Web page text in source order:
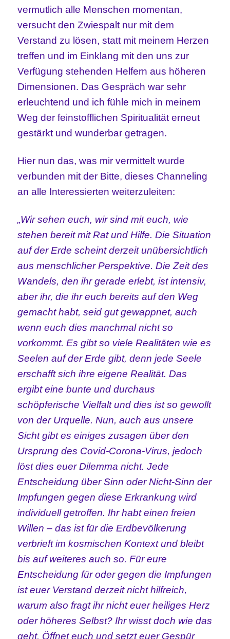
vermutlich alle Menschen momentan,
versucht den Zwiespalt nur mit dem
Verstand zu lösen, statt mit meinem Herzen
treffen und im Einklang mit den uns zur
Verfügung stehenden Helfern aus höheren
Dimensionen. Das Gespräch war sehr
erleuchtend und ich fühle mich in meinem
Weg der feinstofflichen Spiritualität erneut
gestärkt und wunderbar getragen.
Hier nun das, was mir vermittelt wurde
verbunden mit der Bitte, dieses Channeling
an alle Interessierten weiterzuleiten:
„Wir sehen euch, wir sind mit euch, wie
stehen bereit mit Rat und Hilfe. Die Situation
auf der Erde scheint derzeit unübersichtlich
aus menschlicher Perspektive. Die Zeit des
Wandels, den ihr gerade erlebt, ist intensiv,
aber ihr, die ihr euch bereits auf den Weg
gemacht habt, seid gut gewappnet, auch
wenn euch dies manchmal nicht so
vorkommt. Es gibt so viele Realitäten wie es
Seelen auf der Erde gibt, denn jede Seele
erschafft sich ihre eigene Realität. Das
ergibt eine bunte und durchaus
schöpferische Vielfalt und dies ist so gewollt
von der Urquelle.Nun, auch aus unsere
Sicht gibt es einiges zusagen über den
Ursprung des Covid-Corona-Virus, jedoch
löst dies euer Dilemma nicht. Jede
Entscheidung über Sinn oder Nicht-Sinn der
Impfungen gegen diese Erkrankung wird
individuell getroffen. Ihr habt einen freien
Willen – das ist für die Erdbevölkerung
verbrieft im kosmischen Kontext und bleibt
bis auf weiteres auch so.Für eure
Entscheidung für oder gegen die Impfungen
ist euer Verstand derzeit nicht hilfreich,
warum also fragt ihr nicht euer heiliges Herz
oder höheres Selbst? Ihr wisst doch wie das
geht. Öffnet euch und setzt euer Gespür